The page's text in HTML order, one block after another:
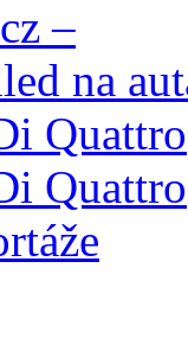
Quattro